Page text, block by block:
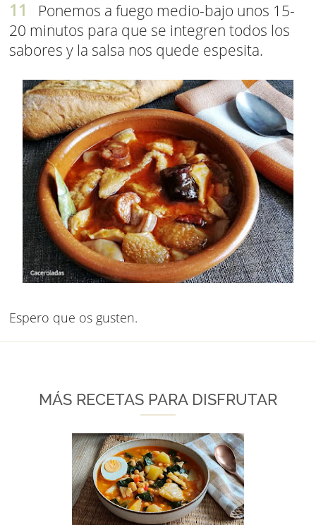
Ponemos a fuego medio-bajo unos 15-
20 minutos para que se integren todos los
sabores y la salsa nos quede espesita.
Espero que os gusten.
MÁS RECETAS PARA DISFRUTAR